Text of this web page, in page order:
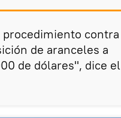
procedimiento contra
de aranceles a
de dólares", dice el